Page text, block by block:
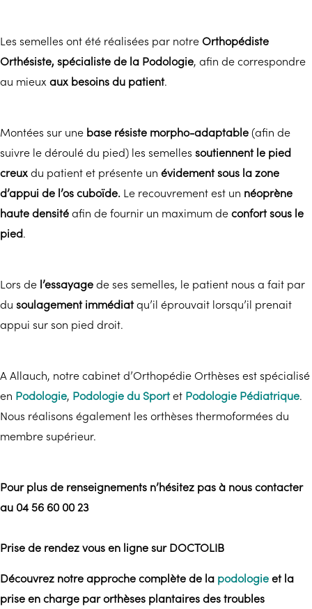
Les semelles ont été réalisées par notreOrthopédiste
Orthésiste, spécialiste de la Podologie, afin de correspondre
au mieux aux besoins du patient.
Montées sur une base résiste morpho-adaptable(afin de
suivre le déroulé du pied) les semelles soutiennent le pied
creuxdu patient et présente un évidement sous la zone
d’appui de l’os cuboïde. Le recouvrement est un néoprène
haute densitéafin de fournir un maximum deconfort sous le
pied.
Lors de l’essayagede ses semelles, le patient nous a fait par
du soulagement immédiatqu’il éprouvait lorsqu’il prenait
appui sur son pied droit.
A Allauch, notre cabinet d’Orthopédie Orthèses est spécialisé
en Podologie, Podologie du Sportet Podologie Pédiatrique.
Nous réalisons également les orthèses thermoformées du
membre supérieur.
Pour plus de renseignements n’hésitez pas à nous contacter
au 04 56 60 00 23
Prise de rendez vous en ligne sur DOCTOLIB
Découvrez notre approche complète de la podologieet la
prise en charge par orthèses plantaires des troubles